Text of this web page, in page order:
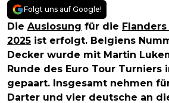
Folgt uns auf Google!
Die Auslosung für die
2025 ist erfolgt. Belgiens
Decker wurde mit Martin
Runde des Euro Tour Turniers
gepaart. Insgesamt nehmen
Darter und vier deutsche an